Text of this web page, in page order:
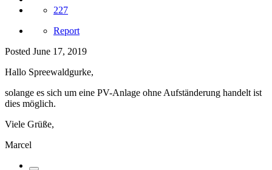
227
Report
Posted June 17, 2019
Hallo Spreewaldgurke,
solange es sich um eine PV-Anlage ohne Aufständerung handelt ist
dies möglich.
Viele Grüße,
Marcel